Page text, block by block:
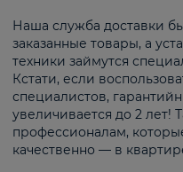
Наша служба доставки
заказанные товары, а
техники займутся
Кстати, если
специалистов,
увеличивается до 2 лет!
профессионалам,
качественно — в